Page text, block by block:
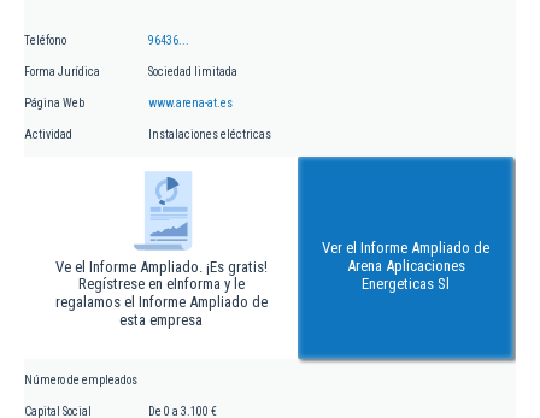
Teléfono 96436...
Forma Jurídica Sociedad limitada
Página Web www.arena-at.es
Actividad Instalaciones eléctricas
Ve el Informe Ampliado. ¡Es gratis!
Regístrese en eInforma y le
regalamos el Informe Ampliado de
esta empresa
Ver el Informe Ampliado de
Arena Aplicaciones
Energeticas Sl
Número de empleados
Capital Social De 0 a 3.100 €